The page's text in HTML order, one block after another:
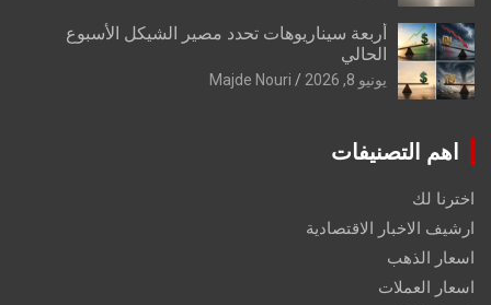
أربعة سيناريوهات تحدد مصير الشيكل الأسبوع
الحالي
يونيو 8, 2026 Majde Nouri
اهم التصنيفات
اخترنا لك
ارشيف الاخبار الاقتصادية
اسعار الذهب
اسعار العملات